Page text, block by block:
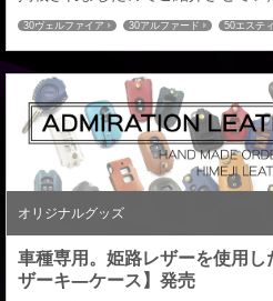
用し、２００車種以上の国産車に対
ります。 オーダーメイドによる選
色：全１４色／ステッチの色：全
具の色：全２色お客様のイメージ
トも可能。きっと理想のキ―ケース
30ヴェルファイア 30アルファード 50エステ
80ハリアー
オリジナルグッズ
車種専用。姫路レザーを使用
ザーキ―ケース】発売